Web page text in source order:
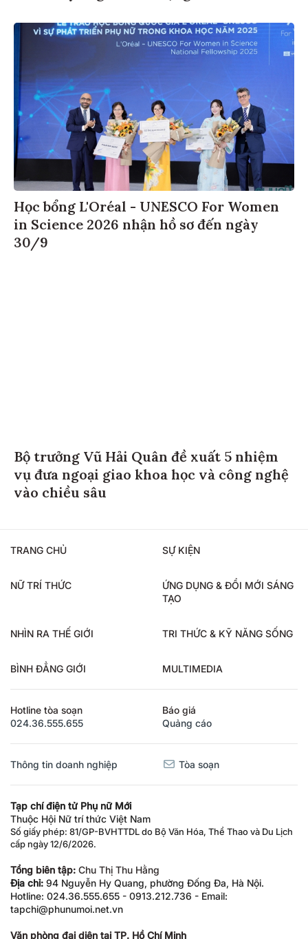
Học bổng L'Oréal - UNESCO For Women
in Science 2026 nhận hồ sơ đến ngày
30/9
Bộ trưởng Vũ Hải Quân đề xuất 5 nhiệm
vụ đưa ngoại giao khoa học và công nghệ
vào chiều sâu
TRANG CHỦ SỰ KIỆN
NỮ TRÍ THỨC
ỨNG DỤNG & ĐỔI MỚI SÁNG
TẠO
NHÌN RA THẾ GIỚI TRI THỨC & KỸ NĂNG SỐNG
BÌNH ĐẲNG GIỚI MULTIMEDIA
Hotline tòa soạn
024.36.555.655
Báo giá
Quảng cáo
Thông tin doanh nghiệp Tòa soạn
Tạp chí điện tử Phụ nữ Mới
Thuộc Hội Nữ trí thức Việt Nam
Số giấy phép: 81/GP-BVHTTDL do Bộ Văn Hóa, Thể Thao và Du Lịch
cấp ngày 12/6/2026.
Tổng biên tập: Chu Thị Thu Hằng
Địa chỉ: 94 Nguyễn Hy Quang, phường Đống Đa, Hà Nội.
Hotline: 024.36.555.655 - 0913.212.736 - Email:
tapchi@phunumoi.net.vn
Văn phòng đại diện tại TP. Hồ Chí Minh